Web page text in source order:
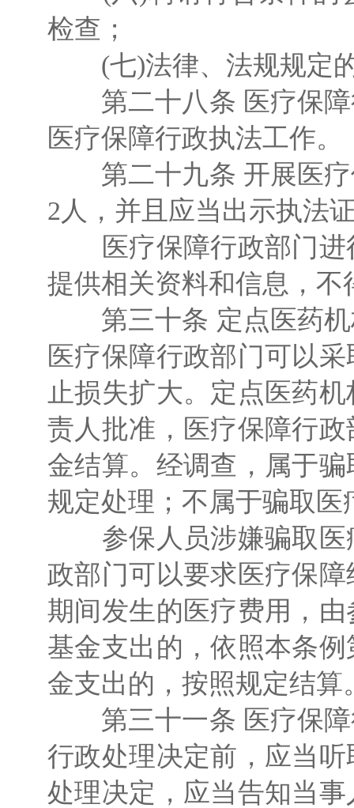
检查；
(七)法律、法规规定
第二十八条 医疗保障
医疗保障行政执法工作。
第二十九条 开展医疗
2人，并且应当出示执法
医疗保障行政部门进
提供相关资料和信息，
第三十条 定点医药机
医疗保障行政部门可以
止损失扩大。定点医药
责人批准，医疗保障行
金结算。经调查，属于
规定处理；不属于骗取
参保人员涉嫌骗取医
政部门可以要求医疗保
期间发生的医疗费用，
基金支出的，依照本条
金支出的，按照规定结算
第三十一条 医疗保障
行政处理决定前，应当
处理决定，应当告知当